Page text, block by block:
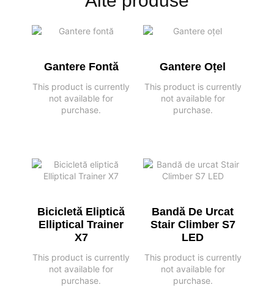
Gantere Fontă
This product is currently
not available for
purchase.
Gantere Oțel
This product is currently
not available for
purchase.
Bicicletă Eliptică
Elliptical Trainer
X7
This product is currently
not available for
purchase.
Bandă De Urcat
Stair Climber S7
LED
This product is currently
not available for
purchase.